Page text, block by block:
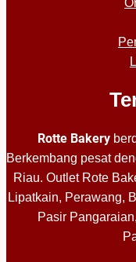
Rotte Bakery
Berkembang pesat
Riau. Outlet Rote
Lipatkain, Perawang,
Pasir